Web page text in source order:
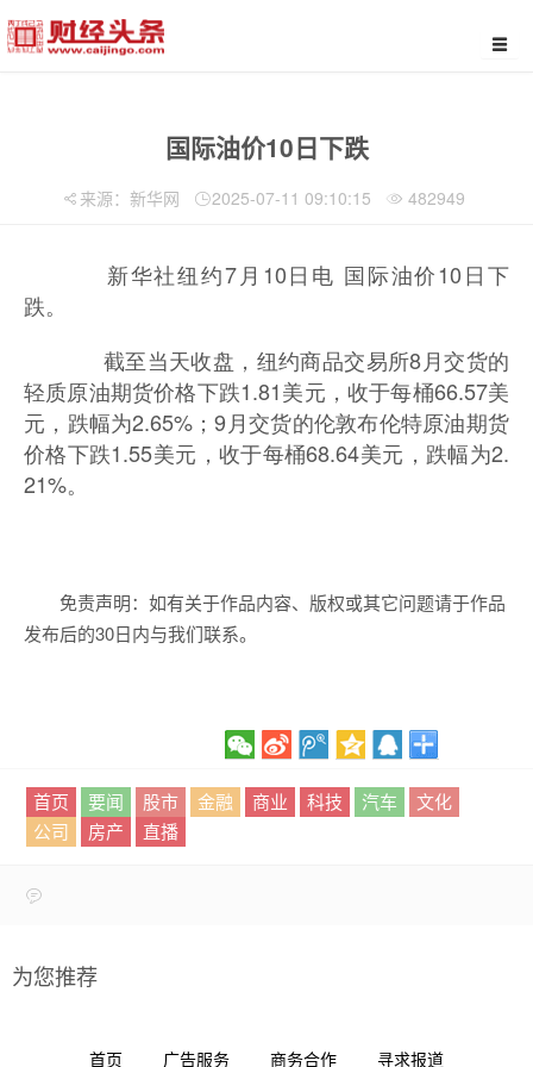
国际油价10日下跌
来源：新华网 2025-07-11 09:10:15 482949
新华社纽约7月10日电 国际油价10日下
跌。
截至当天收盘，纽约商品交易所8月交货的
轻质原油期货价格下跌1.81美元，收于每桶66.57美
元，跌幅为2.65%；9月交货的伦敦布伦特原油期货
价格下跌1.55美元，收于每桶68.64美元，跌幅为2.
21%。
免责声明：如有关于作品内容、版权或其它问题请于作品
发布后的30日内与我们联系。
首页 要闻 股市 金融 商业 科技 汽车
文化
公司
房产 直播
为您推荐
首页 广告服务 商务合作 寻求报道